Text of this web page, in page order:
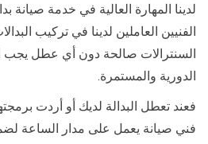
لدينا المهارة العالية في خدمة صيانة
الفنيين العاملين لدينا في تركيب
السنترالات صالحة دون أي عطل يجب
الدورية والمستمرة.
فعند تعطل البدالة لديك أو أردت
فني صيانة يعمل على مدار الساعة